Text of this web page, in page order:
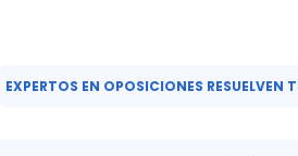
EXPERTOS EN OPOSICIONES RESUELVEN